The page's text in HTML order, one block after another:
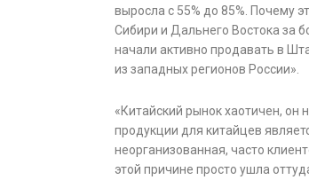
выросла с 55% до 85%. Почему
Сибири и Дальнего Востока за
начали активно продавать в
из западных регионов России».
«Китайский рынок хаотичен, он
продукции для китайцев
неорганизованная, часто
этой причине просто ушла